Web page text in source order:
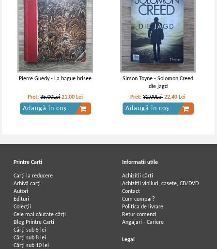
Pierre Guedy - La bague brisee
Pret:35,00Lei 21,00 Lei
Adaugă în coș
Simon Toyne - Solomon Creed
die jagd
Pret:32,00Lei 22,40 Lei
Adaugă în coș
Printre Carti
Carți la reducere
Arhivă carți
Autori
Edituri
Colecții
Cele mai căutate cărți
Blog Printre Carti
Cărţi sub 5 lei
Cărţi sub 8 lei
Cărţi sub 10 lei
Informatii utile
Achizitii cărți
Achizitii viniluri, casete, CD/DVD
Contact
Cum cumpar?
Politica de livrare
Retur comenzi
Angajari - Cariere
Legal